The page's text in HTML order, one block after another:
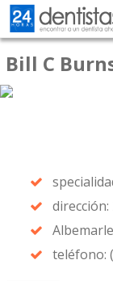
Bill C
dirección:
teléfono: